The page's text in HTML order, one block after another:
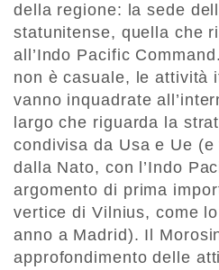
della regione: la sede
statunitense, quella che
all’Indo Pacific
non è casuale, le attività
vanno inquadrate
largo che riguarda la
condivisa da Usa e Ue
dalla Nato, con l’Indo
argomento di prima
vertice di Vilnius, come
anno a Madrid). Il
approfondimento delle